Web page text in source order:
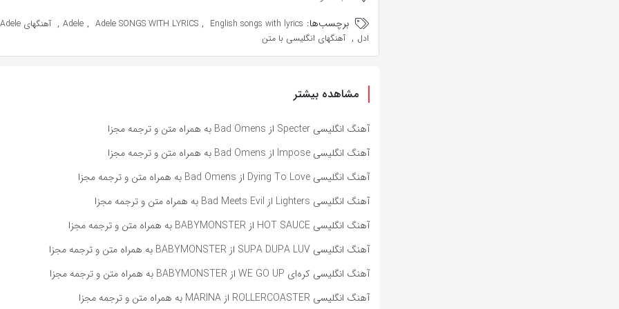
برچسب‌ها: Adele , Adele SONGS WITH LYRICS , English songs with lyrics
, آهنگهای Adele با متن
ادل , آهنگهای انگلیسی با متن
مشاهده بیشتر
آهنگ انگلیسی Specter از Bad Omens به همراه متن و ترجمه مجزا
آهنگ انگلیسی Impose از Bad Omens به همراه متن و ترجمه مجزا
آهنگ انگلیسی Dying To Love از Bad Omens به همراه متن و ترجمه مجزا
آهنگ انگلیسی Lighters از Bad Meets Evil به همراه متن و ترجمه مجزا
آهنگ انگلیسی HOT SAUCE از BABYMONSTER به همراه متن و ترجمه مجزا
آهنگ انگلیسی SUPA DUPA LUV از BABYMONSTER به همراه متن و ترجمه مجزا
آهنگ انگلیسی کره‌ای WE GO UP از BABYMONSTER به همراه متن و ترجمه مجزا
آهنگ انگلیسی ROLLERCOASTER از MARINA به همراه متن و ترجمه مجزا